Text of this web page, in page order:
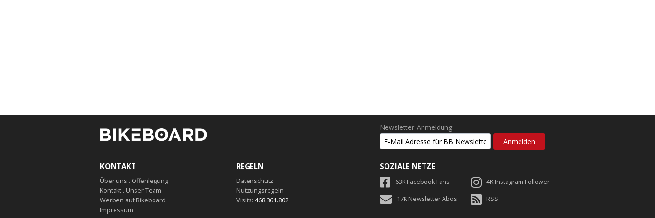
Newsletter-Anmeldung
KONTAKT
Über uns . Offenlegung
Kontakt . Unser Team
Werben auf Bikeboard
Impressum
REGELN
Datenschutz
Nutzungsregeln
Visits: 468.361.802
SOZIALE NETZE
63K Facebook Fans 4K Instagram Follower
17K Newsletter Abos RSS